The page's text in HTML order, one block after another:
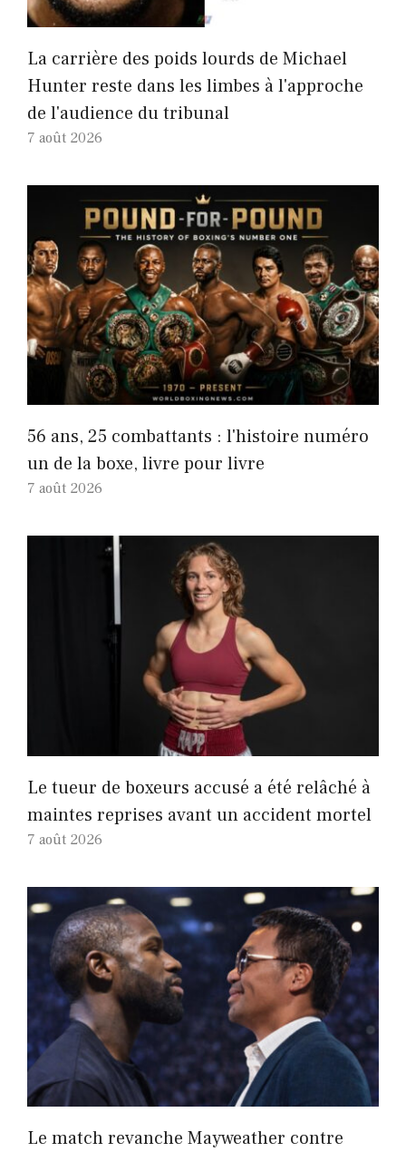
La carrière des poids lourds de Michael
Hunter reste dans les limbes à l'approche
de l'audience du tribunal
7 août 2026
56 ans, 25 combattants : l'histoire numéro
un de la boxe, livre pour livre
7 août 2026
Le tueur de boxeurs accusé a été relâché à
maintes reprises avant un accident mortel
7 août 2026
Le match revanche Mayweather contre